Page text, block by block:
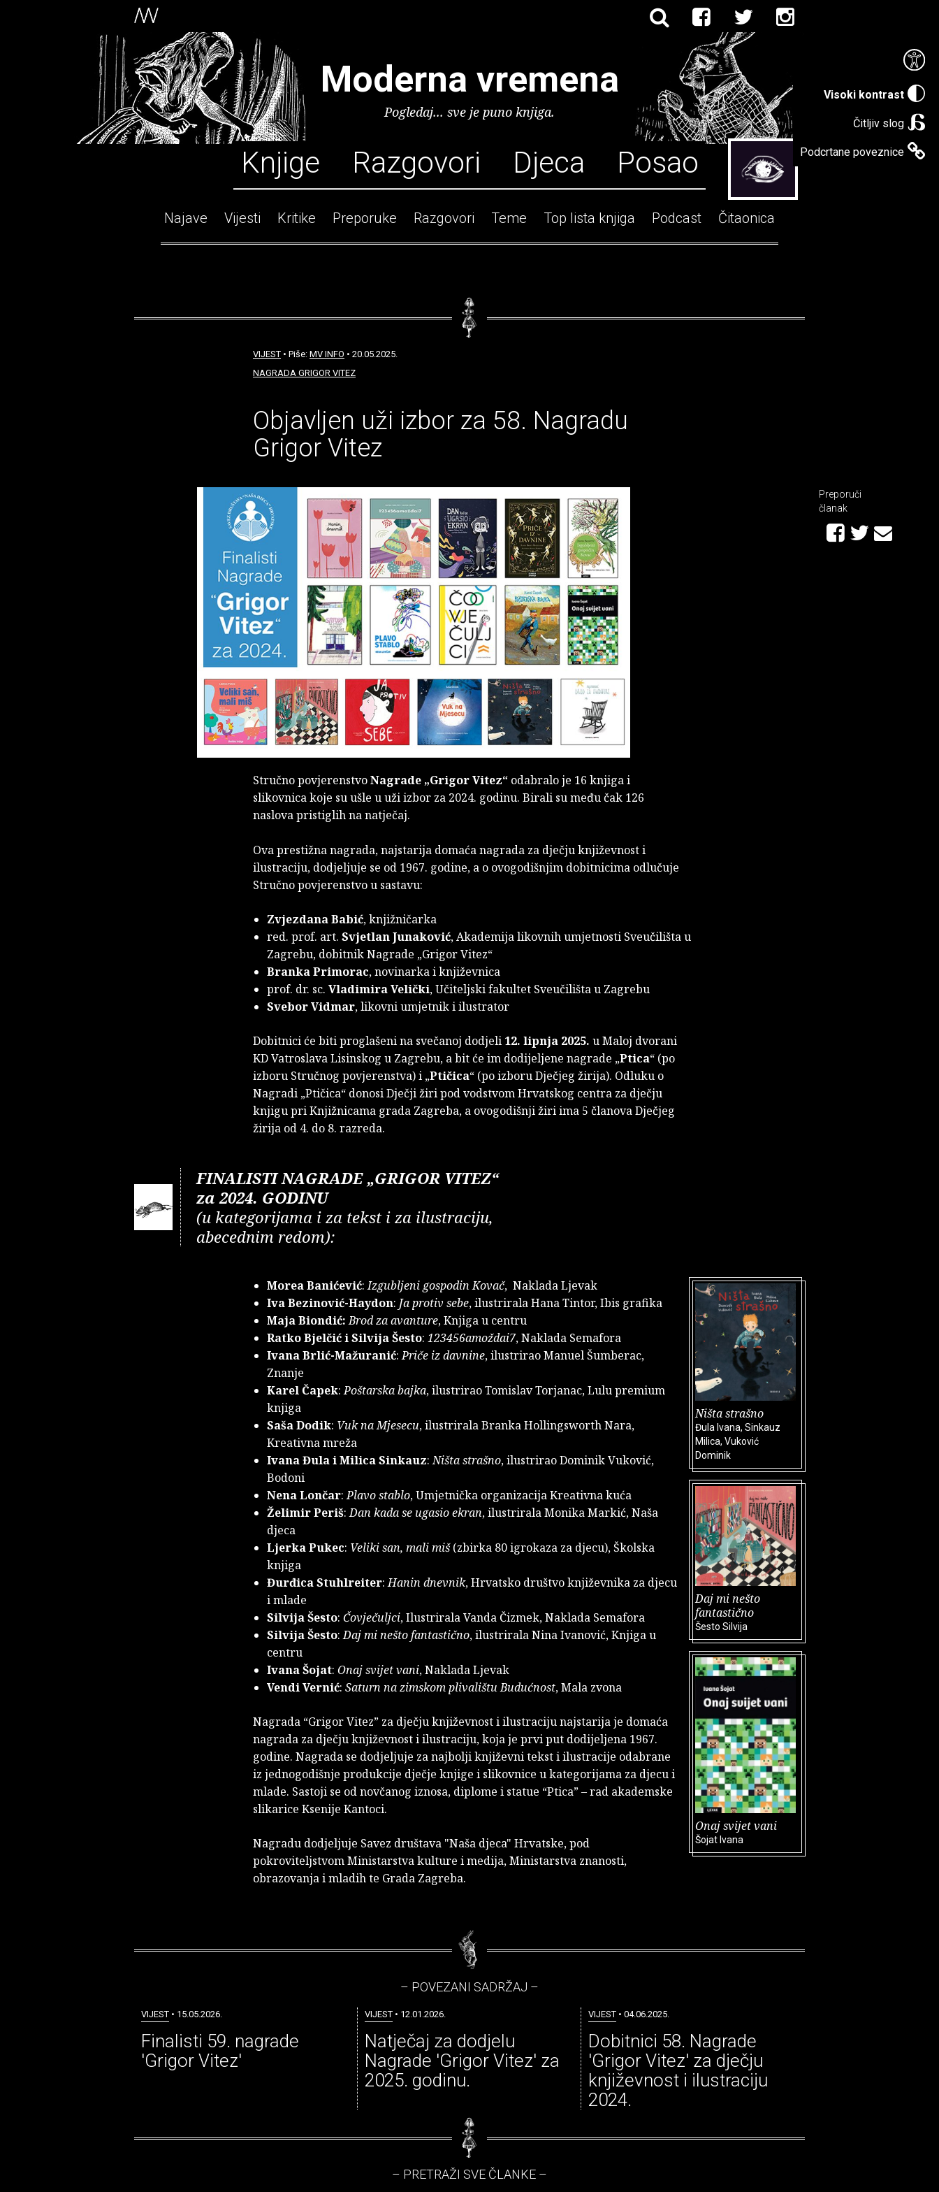
Visoki kontrast
Čitljiv slog
Podcrtane poveznice
Moderna vremena
Pogledaj... sve je puno knjiga.
Knjige Razgovori Djeca Posao
Najave Vijesti Kritike Preporuke Razgovori Teme Top lista knjiga Podcast Čitaonica
VIJEST • Piše: MV INFO • 20.05.2025.
NAGRADA GRIGOR VITEZ
Objavljen uži izbor za 58. Nagradu
Grigor Vitez
Stručno povjerenstvoNagrade „Grigor Vitez“ odabralo je 16 knjiga i
slikovnica koje su ušle u uži izbor za 2024. godinu. Birali su među čak 126
naslova pristiglih na natječaj.
Ova prestižna nagrada, najstarija domaća nagrada za dječju književnost i
ilustraciju, dodjeljuje se od 1967. godine, a o ovogodišnjim dobitnicima odlučuje
Stručno povjerenstvo u sastavu:
Zvjezdana Babić, knjižničarka
red. prof. art. Svjetlan Junaković, Akademija likovnih umjetnosti Sveučilišta u
Zagrebu, dobitnik Nagrade „Grigor Vitez“
Branka Primorac, novinarka i književnica
prof. dr. sc. Vladimira Velički, Učiteljski fakultet Sveučilišta u Zagrebu
Svebor Vidmar, likovni umjetnik i ilustrator
Dobitnici će biti proglašeni na svečanoj dodjeli 12. lipnja 2025. u Maloj dvorani
KD Vatroslava Lisinskog u Zagrebu, a bit će im dodijeljene nagrade „Ptica“ (po
izboru Stručnog povjerenstva) i „Ptičica“ (po izboru Dječjeg žirija). Odluku o
Nagradi „Ptičica“ donosi Dječji žiri pod vodstvom Hrvatskog centra za dječju
knjigu pri Knjižnicama grada Zagreba, a ovogodišnji žiri ima 5 članova Dječjeg
žirija od 4. do 8. razreda.
FINALISTI NAGRADE „GRIGOR VITEZ“
za 2024. GODINU
(u kategorijama i za tekst i za ilustraciju,
abecednim redom):
Ništa strašno
Đula Ivana, Sinkauz
Milica, Vuković
Dominik
Daj mi nešto
fantastično
Šesto Silvija
Onaj svijet vani
Šojat Ivana
Morea Banićević:Izgubljeni gospodin Kovač, Naklada Ljevak
Iva Bezinović-Haydon: Ja protiv sebe, ilustrirala Hana Tintor, Ibis grafika
Maja Biondić: Brod za avanture, Knjiga u centru
Ratko Bjelčić i Silvija Šesto: 123456amoždai7, Naklada Semafora
Ivana Brlić-Mažuranić:Priče iz davnine, ilustrirao Manuel Šumberac,
Znanje
Karel Čapek:Poštarska bajka, ilustrirao Tomislav Torjanac, Lulu premium
knjiga
Saša Dodik: Vuk na Mjesecu, ilustrirala Branka Hollingsworth Nara,
Kreativna mreža
Ivana Đula i Milica Sinkauz:Ništa strašno, ilustrirao Dominik Vuković,
Bodoni
Nena Lončar:Plavo stablo, Umjetnička organizacija Kreativna kuća
Želimir Periš:Dan kada se ugasio ekran, ilustrirala Monika Markić, Naša
djeca
Ljerka Pukec: Veliki san, mali miš(zbirka 80 igrokaza za djecu), Školska
knjiga
Đurđica Stuhlreiter:Hanin dnevnik, Hrvatsko društvo književnika za djecu
i mlade
Silvija Šesto: Čovječuljci, Ilustrirala Vanda Čizmek, Naklada Semafora
Silvija Šesto:Daj mi nešto fantastično, ilustrirala Nina Ivanović, Knjiga u
centru
Ivana Šojat: Onaj svijet vani, Naklada Ljevak
Vendi Vernić: Saturn na zimskom plivalištu Budućnost, Mala zvona
Nagrada “Grigor Vitez” za dječju književnost i ilustraciju najstarija je domaća
nagrada za dječju književnost i ilustraciju, koja je prvi put dodijeljena 1967.
godine. Nagrada se dodjeljuje za najbolji književni tekst i ilustracije odabrane
iz jednogodišnje produkcije dječje knjige i slikovnice u kategorijama za djecu i
mlade. Sastoji se od novčanog iznosa, diplome i statue “Ptica” – rad akademske
slikarice Ksenije Kantoci.
Nagradu dodjeljuje Savez društava "Naša djeca" Hrvatske, pod
pokroviteljstvom Ministarstva kulture i medija, Ministarstva znanosti,
obrazovanja i mladih te Grada Zagreba.
Preporuči
članak
– POVEZANI SADRŽAJ –
VIJEST• 15.05.2026.
Finalisti 59. nagrade
'Grigor Vitez'
VIJEST• 12.01.2026.
Natječaj za dodjelu
Nagrade 'Grigor Vitez' za
2025. godinu.
VIJEST• 04.06.2025.
Dobitnici 58. Nagrade
'Grigor Vitez' za dječju
književnost i ilustraciju
2024.
– PRETRAŽI SVE ČLANKE –